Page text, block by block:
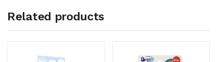
Related products